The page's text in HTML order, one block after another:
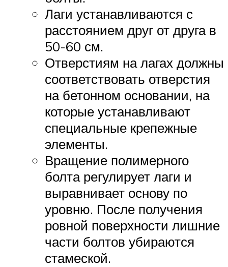
Лаги устанавливаются с
расстоянием друг от друга в
50-60 см.
Отверстиям на лагах должны
соответствовать отверстия
на бетонном основании, на
которые устанавливают
специальные крепежные
элементы.
Вращение полимерного
болта регулирует лаги и
выравнивает основу по
уровню. После получения
ровной поверхности лишние
части болтов убираются
стамеской.